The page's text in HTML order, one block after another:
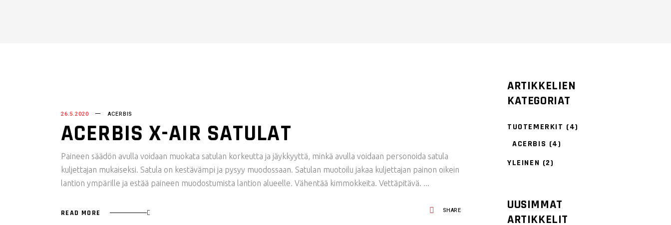
26.5.2020 ACERBIS
ACERBIS X-AIR SATULAT
Paineen säädön avulla voidaan muokata satulan korkeutta ja jäykkyyttä, minkä avulla voidaan personoida satula
kuljettajan mukaiseksi. Satula on kestävämpi ja pysyy muodossaan. Satulan muotoilu jakaa kuljettajan painon oikein
lantion ympärille ja estää paineen muodostumista lantion alueelle. Vähentää kimmokkeita. Vettäpitävä.
READ MORE SHARE
ARTIKKELIEN
KATEGORIAT
TUOTEMERKIT (4)
ACERBIS (4)
YLEINEN (2)
UUSIMMAT
ARTIKKELIT